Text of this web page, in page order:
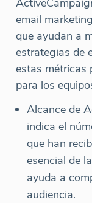
email
que ayudan a
estrategias de
estas métricas
para los
Alcance de
indica el
que han
esencial de
ayuda a
audiencia.